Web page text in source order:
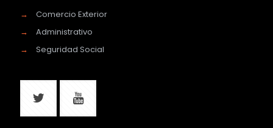
→
Comercio Exterior
→
Administrativo
→
Seguridad Social